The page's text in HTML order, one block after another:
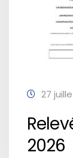
27
2026